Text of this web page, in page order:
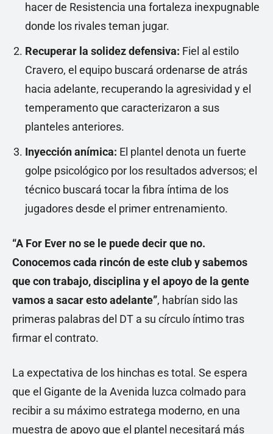
hacer de Resistencia una fortaleza inexpugnable
donde los rivales teman jugar.
Recuperar la solidez defensiva: Fiel al estilo
Cravero, el equipo buscará ordenarse de atrás
hacia adelante, recuperando la agresividad y el
temperamento que caracterizaron a sus
planteles anteriores.
Inyección anímica: El plantel denota un fuerte
golpe psicológico por los resultados adversos; el
técnico buscará tocar la fibra íntima de los
jugadores desde el primer entrenamiento.
“A For Ever no se le puede decir que no.
Conocemos cada rincón de este club y sabemos
que con trabajo, disciplina y el apoyo de la gente
vamos a sacar esto adelante”, habrían sido las
primeras palabras del DT a su círculo íntimo tras
firmar el contrato.
La expectativa de los hinchas es total. Se espera
que el Gigante de la Avenida luzca colmado para
recibir a su máximo estratega moderno, en una
muestra de apoyo que el plantel necesitará más